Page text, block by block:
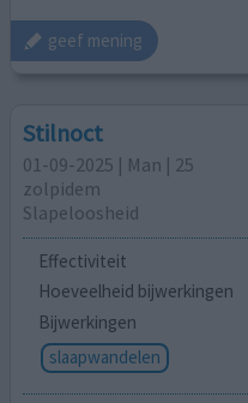
geef mening
Stilnoct
01-09-2025 | Man | 25
zolpidem
Slapeloosheid
Effectiviteit
Hoeveelheid bijwerkingen
Bijwerkingen
slaapwandelen